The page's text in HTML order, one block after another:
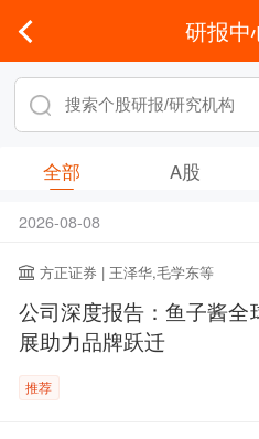
研报中
全部 A股
2026-08-08
方正证券 | 王泽华,毛学东等
公司深度报告：鱼子酱全
展助力品牌跃迁
推荐